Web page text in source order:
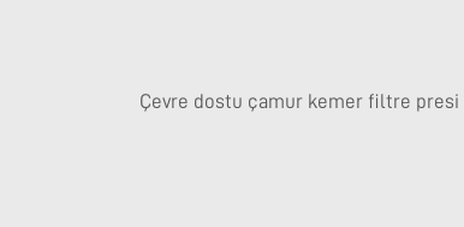
Çevre dostu çamur kemer filtre presi